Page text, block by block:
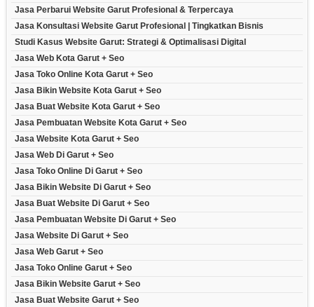
Jasa Perbarui Website Garut Profesional & Terpercaya
Jasa Konsultasi Website Garut Profesional | Tingkatkan Bisnis
Studi Kasus Website Garut: Strategi & Optimalisasi Digital
Jasa Web Kota Garut + Seo
Jasa Toko Online Kota Garut + Seo
Jasa Bikin Website Kota Garut + Seo
Jasa Buat Website Kota Garut + Seo
Jasa Pembuatan Website Kota Garut + Seo
Jasa Website Kota Garut + Seo
Jasa Web Di Garut + Seo
Jasa Toko Online Di Garut + Seo
Jasa Bikin Website Di Garut + Seo
Jasa Buat Website Di Garut + Seo
Jasa Pembuatan Website Di Garut + Seo
Jasa Website Di Garut + Seo
Jasa Web Garut + Seo
Jasa Toko Online Garut + Seo
Jasa Bikin Website Garut + Seo
Jasa Buat Website Garut + Seo